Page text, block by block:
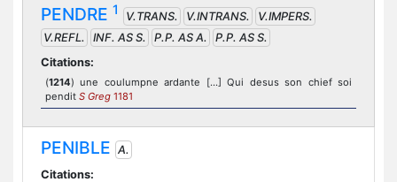
PENDRE 1 V.TRANS. V.INTRANS.
V.IMPERS.
V.REFL.
INF. AS S. P.P. AS A.
P.P. AS S.
Citations:
(1214) une coulumpne ardante [...] Qui desus son chief soi
pendit S Greg 1181
PENIBLE A.
Citations: